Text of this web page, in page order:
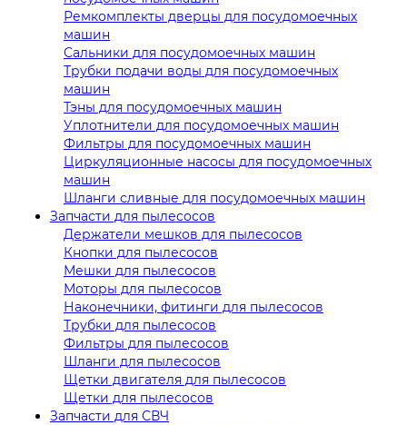
Ремкомплекты дверцы для посудомоечных
машин
Сальники для посудомоечных машин
Трубки подачи воды для посудомоечных
машин
Тэны для посудомоечных машин
Уплотнители для посудомоечных машин
Фильтры для посудомоечных машин
Циркуляционные насосы для посудомоечных
машин
Шланги сливные для посудомоечных машин
Запчасти для пылесосов
Держатели мешков для пылесосов
Кнопки для пылесосов
Мешки для пылесосов
Моторы для пылесосов
Наконечники, фитинги для пылесосов
Трубки для пылесосов
Фильтры для пылесосов
Шланги для пылесосов
Щетки двигателя для пылесосов
Щетки для пылесосов
Запчасти для СВЧ